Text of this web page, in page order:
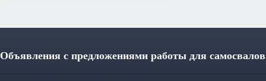
Объявления с предложениями работы для